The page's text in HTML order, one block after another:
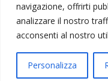
navigazione, offrirti
analizzare il nostro
acconsenti al nostro
Personalizza
© 2026 GMG Media
03234710642 | C.F:
digitale: